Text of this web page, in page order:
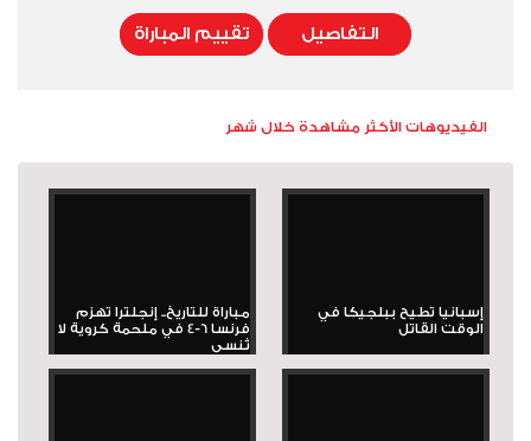
التفاصيل تقييم المباراة
الفيديوهات الأكثر مشاهدة خلال شهر
إسبانيا تطيح ببلجيكا في
الوقت القاتل
مباراة للتاريخ.. إنجلترا تهزم
فرنسا 6-4 في ملحمة كروية لا
تُنسى